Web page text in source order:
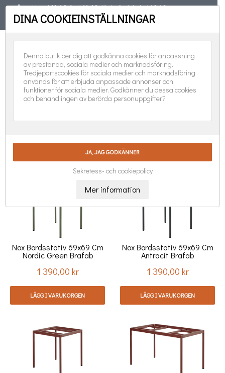
Öppet torsd 11-19, fred 11-18, lörd, sönd, helgd 10-16
TELEFON 08-551 501 31 FÖLJ OSS:
BORDSUNDERREDE
Nya produkter först 
Visar 1-24 av 26 objekt
Nox Bordsstativ 69x69 Cm
Nordic Green Brafab
Pris
1 390,00 kr
LÄGG I VARUKORGEN
Nox Bordsstativ 69x69 Cm
Antracit Brafab
Pris
1 390,00 kr
LÄGG I VARUKORGEN
DINA COOKIEINSTÄLLNINGAR
Denna butik ber dig att godkänna cookies för anpassning
av prestanda, sociala medier och marknadsföring.
Tredjepartscookies för sociala medier och marknadsföring
används för att erbjuda anpassade annonser och
funktioner för sociala medier. Godkänner du dessa cookies
och behandlingen av berörda personuppgifter?
Sekretess- och cookiepolicy